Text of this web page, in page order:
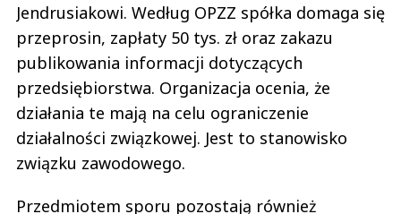
Jendrusiakowi. Według OPZZ spółka domaga się
przeprosin, zapłaty 50 tys. zł oraz zakazu
publikowania informacji dotyczących
przedsiębiorstwa. Organizacja ocenia, że
działania te mają na celu ograniczenie
działalności związkowej. Jest to stanowisko
związku zawodowego.
Przedmiotem sporu pozostają również